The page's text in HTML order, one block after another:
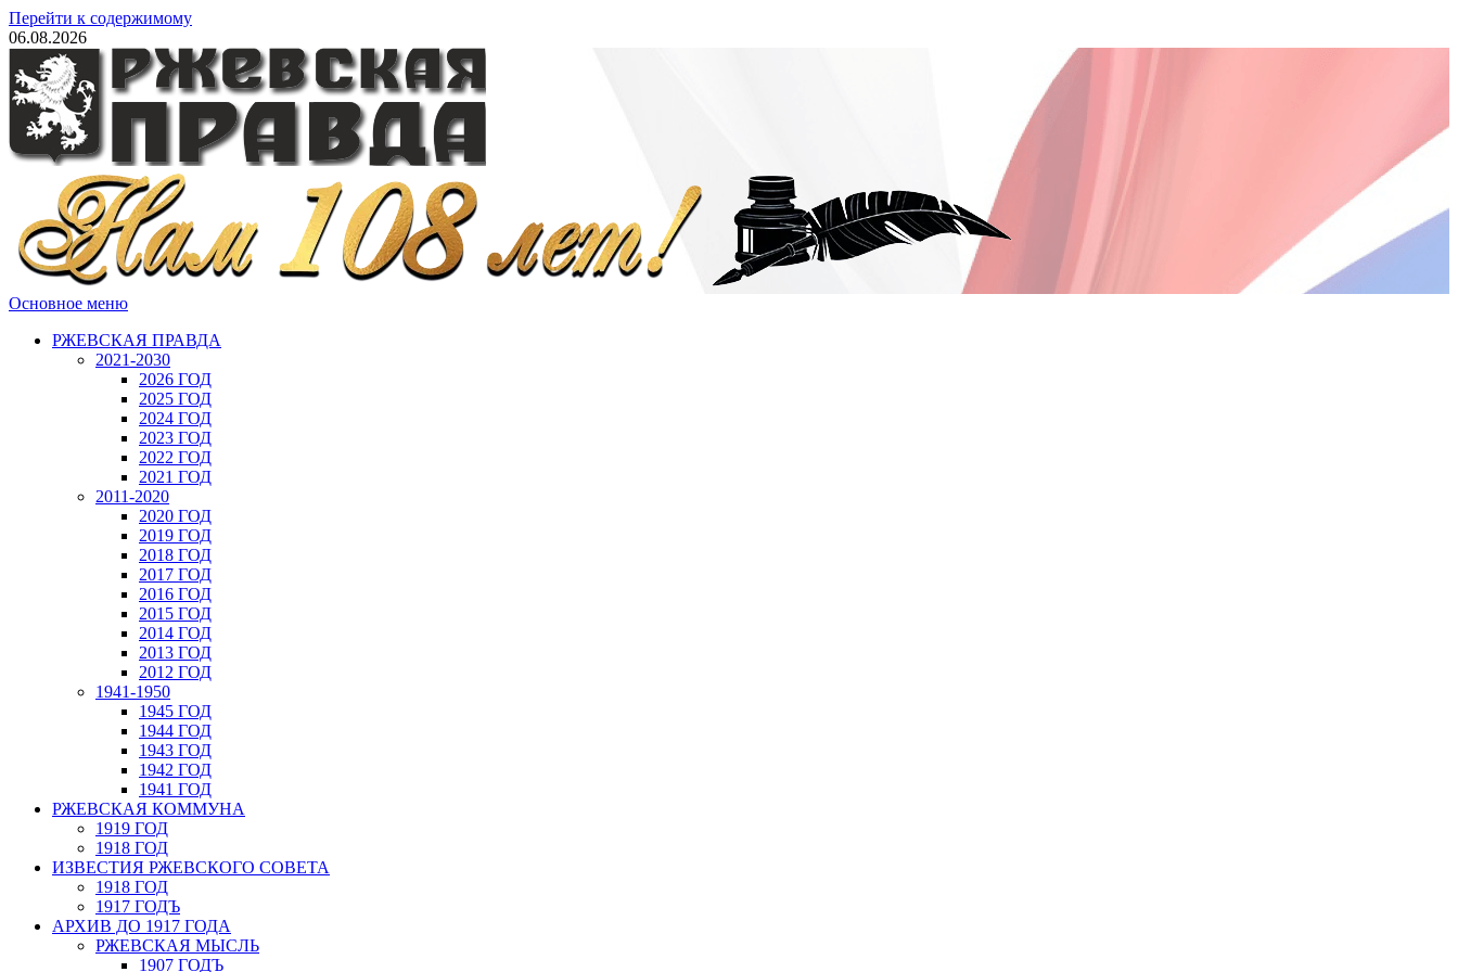
Перейти к содержимому
06.08.2026
Основное меню
РЖЕВСКАЯ ПРАВДА
2021-2030
2026 ГОД
2025 ГОД
2024 ГОД
2023 ГОД
2022 ГОД
2021 ГОД
2011-2020
2020 ГОД
2019 ГОД
2018 ГОД
2017 ГОД
2016 ГОД
2015 ГОД
2014 ГОД
2013 ГОД
2012 ГОД
1941-1950
1945 ГОД
1944 ГОД
1943 ГОД
1942 ГОД
1941 ГОД
РЖЕВСКАЯ КОММУНА
1919 ГОД
1918 ГОД
ИЗВЕСТИЯ РЖЕВСКОГО СОВЕТА
1918 ГОД
1917 ГОДЪ
АРХИВ ДО 1917 ГОДА
РЖЕВСКАЯ МЫСЛЬ
1907 ГОДЪ